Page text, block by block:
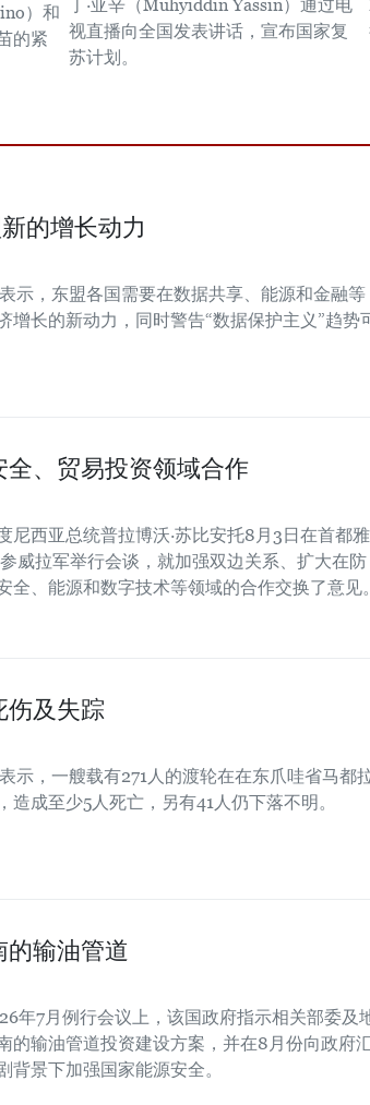
）和
的紧
丁·亚辛（Muhyiddin Yassin）通过电
视直播向全国发表讲话，宣布国家复
苏计划。
的增长动力
示，东盟各国需要在数据共享、能源和金融等
增长的新动力，同时警告“数据保护主义”趋势
、贸易投资领域合作
尼西亚总统普拉博沃·苏比安托8月3日在首都雅
威拉军举行会谈，就加强双边关系、扩大在防
、能源和数字技术等领域的合作交换了意见。
伤及失踪
示，一艘载有271人的渡轮在在东爪哇省马都
成至少5人死亡，另有41人仍下落不明。
的输油管道
年7月例行会议上，该国政府指示相关部委及
的输油管道投资建设方案，并在8月份向政府
景下加强国家能源安全。